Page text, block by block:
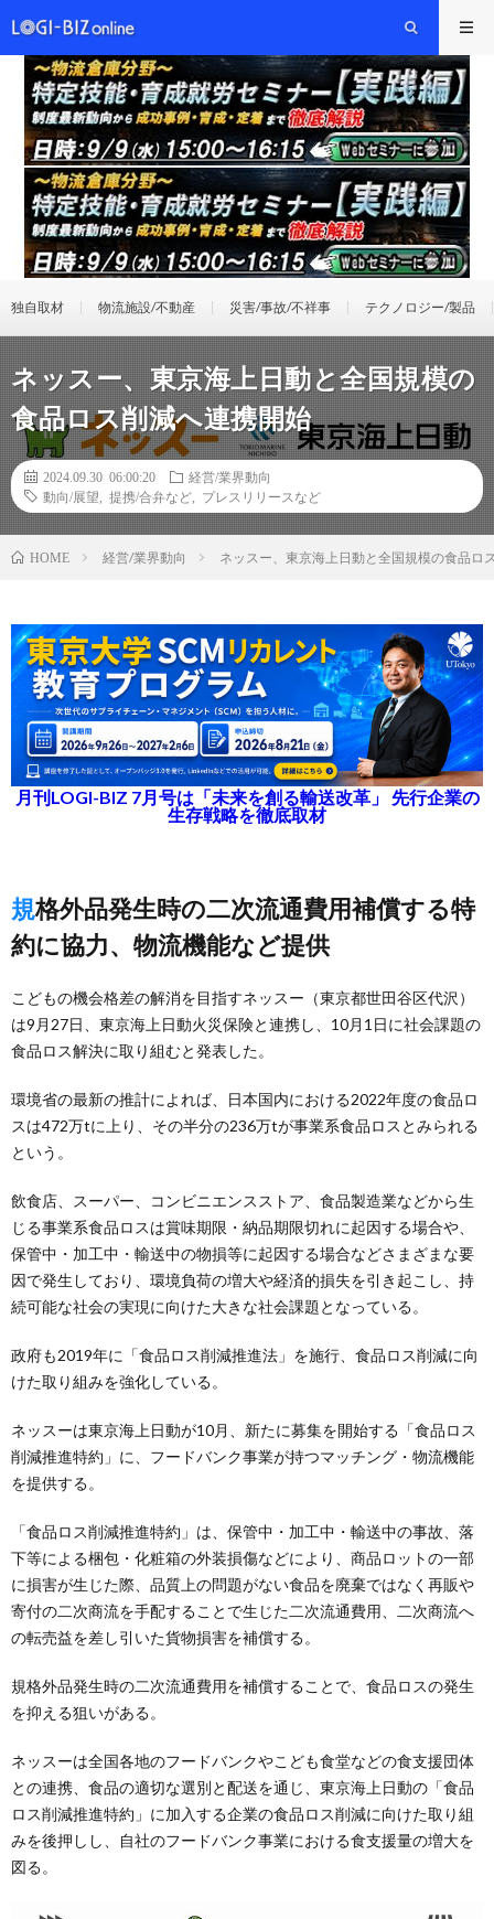
独自取材 物流施設/不動産 災害/事故/不祥事 テクノロジー/製品
ネッスー、東京海上日動と全国規模の
食品ロス削減へ連携開始
2024.09.30 06:00:20
経営/業界動向
動向/展望
提携/合弁など プレスリリースなど
HOME 経営/業界動向 ネッスー、東京海上日動と全国規模の食品ロ
月刊LOGI-BIZ 7月号は「未来を創る輸送改革」 先行企業の
生存戦略を徹底取材
規格外品発生時の二次流通費用補償する特
約に協力、物流機能など提供
こどもの機会格差の解消を目指すネッスー（東京都世田谷区代沢）
は9月27日、東京海上日動火災保険と連携し、10月1日に社会課題の
食品ロス解決に取り組むと発表した。
環境省の最新の推計によれば、日本国内における2022年度の食品ロ
スは472万tに上り、その半分の236万tが事業系食品ロスとみられる
という。
飲食店、スーパー、コンビニエンスストア、食品製造業などから生
じる事業系食品ロスは賞味期限・納品期限切れに起因する場合や、
保管中・加工中・輸送中の物損等に起因する場合などさまざまな要
因で発生しており、環境負荷の増大や経済的損失を引き起こし、持
続可能な社会の実現に向けた大きな社会課題となっている。
政府も2019年に「食品ロス削減推進法」を施行、食品ロス削減に向
けた取り組みを強化している。
ネッスーは東京海上日動が10月、新たに募集を開始する「食品ロス
削減推進特約」に、フードバンク事業が持つマッチング・物流機能
を提供する。
「食品ロス削減推進特約」は、保管中・加工中・輸送中の事故、落
下等による梱包・化粧箱の外装損傷などにより、商品ロットの一部
に損害が生じた際、品質上の問題がない食品を廃棄ではなく再販や
寄付の二次商流を手配することで生じた二次流通費用、二次商流へ
の転売益を差し引いた貨物損害を補償する。
規格外品発生時の二次流通費用を補償することで、食品ロスの発生
を抑える狙いがある。
ネッスーは全国各地のフードバンクやこども食堂などの食支援団体
との連携、食品の適切な選別と配送を通じ、東京海上日動の「食品
ロス削減推進特約」に加入する企業の食品ロス削減に向けた取り組
みを後押しし、自社のフードバンク事業における食支援量の増大を
図る。